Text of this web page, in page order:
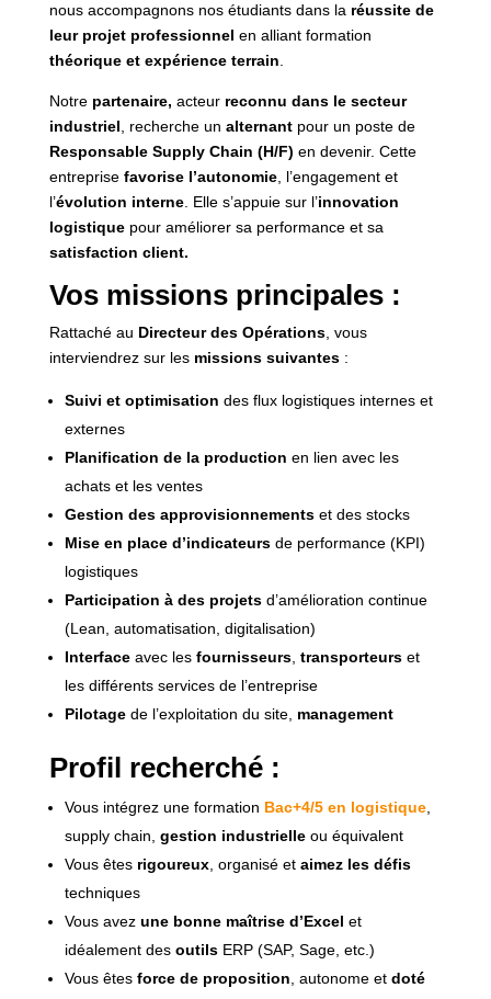
nous accompagnons nos étudiants dans la réussite de
leur projet professionnel en alliant formation
théorique et expérience terrain
Notrepartenaire, acteur reconnu dans le secteur
industriel , recherche un alternant pour un poste de
Responsable Supply Chain (H/F) en devenir. Cette
entreprise favorise l’autonomie, l’engagement et
l’évolution interne. Elle s’appuie sur l’innovation
logistiquepour améliorer sa performance et sa
satisfaction client.
Vos missions principales :
Rattaché au Directeur des Opérations, vous
interviendrez sur les missions suivantes:
Suivi et optimisation des flux logistiques internes et
externes
Planification de la production en lien avec les
achats et les ventes
Gestion des approvisionnementset des stocks
Mise en place d’indicateursde performance (KPI)
logistiques
Participation à des projets d’amélioration continue
(Lean, automatisation, digitalisation)
Interfaceavec les fournisseurs, transporteurset
les différents services de l’entreprise
Pilotage de l’exploitation du site, management
Profil recherché :
Vous intégrez une formation Bac+4/5 en logistique,
supply chain, gestion industrielleou équivalent
Vous êtes rigoureux, organisé et aimez les défis
techniques
Vous avez une bonne maîtrise d’Excel et
idéalement des outilsERP (SAP, Sage, etc.)
Vous êtes force de proposition , autonome etdoté